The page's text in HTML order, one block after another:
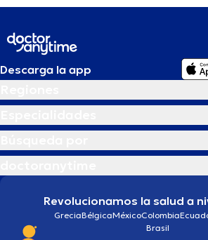
Descarga la app
Revolucionamos la salud a
GreciaBélgicaMéxicoColombia
Brasil